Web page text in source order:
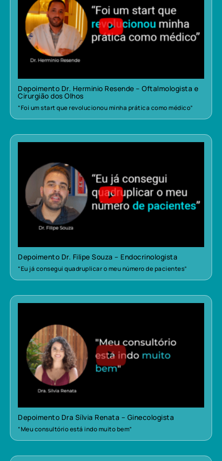
Depoimento Dr. Herminio Resende – Oftalmologista e
Cirurgião dos Olhos
“Foi um start que revolucionou minha prática como médico”
Depoimento Dr. Filipe Souza – Endocrinologista
“Eu já consegui quadruplicar o meu número de pacientes”
Depoimento Dra Sílvia Renata – Ginecologista
“Meu consultório está indo muito bem”